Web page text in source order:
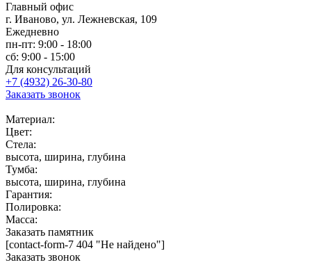
Главный офис
г. Иваново, ул. Лежневская, 109
Ежедневно
пн-пт: 9:00 - 18:00
сб: 9:00 - 15:00
Для консультаций
+7 (4932) 26-30-80
Заказать звонок
Материал:
Цвет:
Стела:
высота, ширина, глубина
Тумба:
высота, ширина, глубина
Гарантия:
Полировка:
Масса:
Заказать памятник
[contact-form-7 404 "Не найдено"]
Заказать звонок